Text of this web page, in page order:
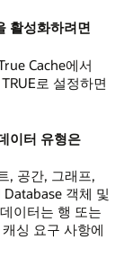
활성화하려면
Cache에서
로 설정하면
이터 유형은
, 공간, 그래프,
객체 및
이터는 행 또는
싱 요구 사항에